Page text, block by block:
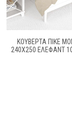
ΚΟΥΒΕΡΤΑ ΠΙΚΕ
240X250 ΈΛΕΦΑΝΤ